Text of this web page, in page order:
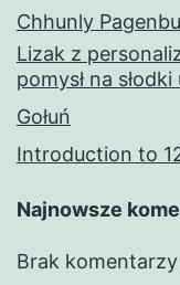
Chhunly
Lizak z
pomysł na
Gołuń
Introduction to
Najnowsze
Brak